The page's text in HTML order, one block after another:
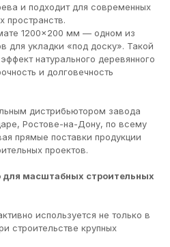
и подходит для современных
пространств.
1200×200 мм — одном из
для укладки «под доску». Такой
натурального деревянного
и долговечность
дистрибьютором завода
Ростове-на-Дону, по всему
прямые поставки продукции
проектов.
для масштабных строительных
используется не только в
строительстве крупных